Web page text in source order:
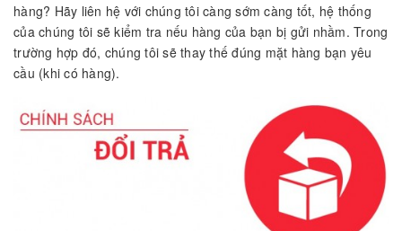
hàng? Hãy liên hệ với chúng tôi càng sớm càng tốt, hệ thống
của chúng tôi sẽ kiểm tra nếu hàng của bạn bị gửi nhầm. Trong
trường hợp đó, chúng tôi sẽ thay thế đúng mặt hàng bạn yêu
cầu (khi có hàng).